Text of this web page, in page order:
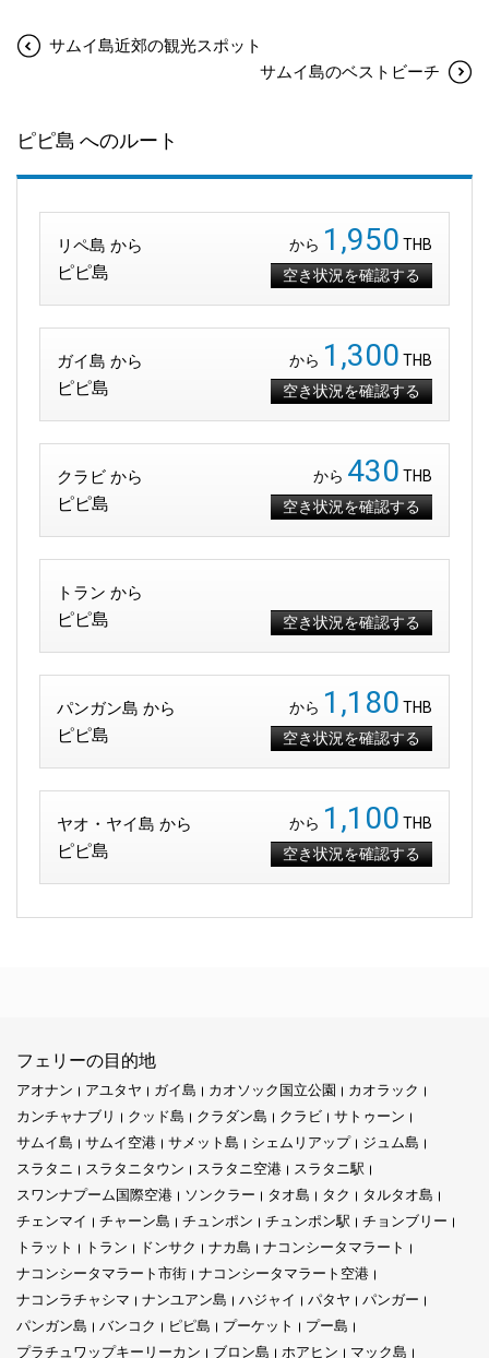
サムイ島近郊の観光スポット
サムイ島のベストビーチ
ピピ島 へのルート
リペ島 から
ピピ島
から 1,950 THB
空き状況を確認する
ガイ島 から
ピピ島
から 1,300 THB
空き状況を確認する
クラビ から
ピピ島
から 430 THB
空き状況を確認する
トラン から
ピピ島 空き状況を確認する
パンガン島 から
ピピ島
から 1,180 THB
空き状況を確認する
ヤオ・ヤイ島 から
ピピ島
から 1,100 THB
空き状況を確認する
フェリーの目的地
アオナン アユタヤ ガイ島 カオソック国立公園
カオラック
カンチャナブリ
クッド島 クラダン島 クラビ
サトゥーン
サムイ島
サムイ空港 サメット島 シェムリアップ
ジュム島
スラタニ
スラタニタウン スラタニ空港
スラタニ駅
スワンナプーム国際空港
ソンクラー タオ島 タク
タルタオ島
チェンマイ
チャーン島 チュンポン チュンポン駅
チョンブリー
トラット
トラン ドンサク ナカ島
ナコンシータマラート
ナコンシータマラート市街
ナコンシータマラート空港
ナコンラチャシマ
ナンユアン島 ハジャイ パタヤ
パンガー
パンガン島
バンコク ピピ島 プーケット
プー島
プラチュワップキーリーカン
ブロン島 ホアヒン
マック島